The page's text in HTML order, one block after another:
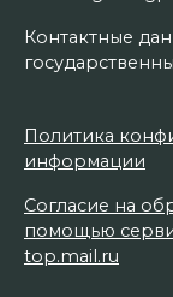
Контактные
Политика
информации
Согласие на
помощью
top.mail.ru